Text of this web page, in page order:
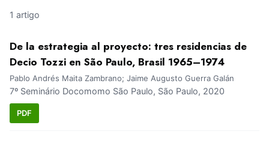
1 artigo
De la estrategia al proyecto: tres residencias de
Decio Tozzi en São Paulo, Brasil 1965–1974
Pablo Andrés Maita Zambrano; Jaime Augusto Guerra Galán
7º Seminário Docomomo São Paulo, São Paulo, 2020
PDF